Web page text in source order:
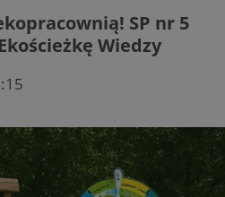
SP nr 5
Wiedzy